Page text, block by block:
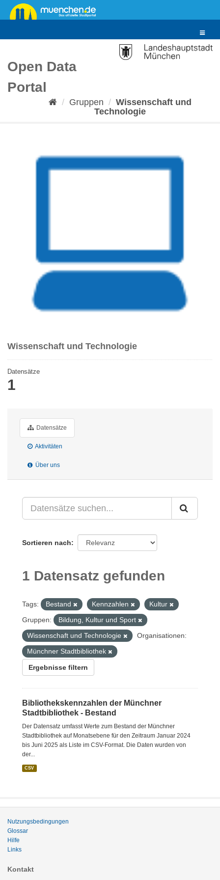
Überspringen
zum
Toggle
Open Data
Portal
Gruppen
Wissenschaft und
Technologie
Wissenschaft und Technologie
Datensätze
1
Datensätze
Aktivitäten
Über uns
Sortieren nach
1 Datensatz gefunden
Tags: Bestand Kennzahlen
Kultur
Gruppen:
Bildung, Kultur und Sport
Wissenschaft und Technologie
Organisationen:
Münchner Stadtbibliothek
Ergebnisse filtern
Bibliothekskennzahlen der Münchner
Stadtbibliothek - Bestand
Der Datensatz umfasst Werte zum Bestand der Münchner
Stadtbibliothek auf Monatsebene für den Zeitraum Januar 2024
bis Juni 2025 als Liste im CSV-Format. Die Daten wurden von
der...
CSV
Nutzungsbedingungen
Glossar
Hilfe
Links
Kontakt